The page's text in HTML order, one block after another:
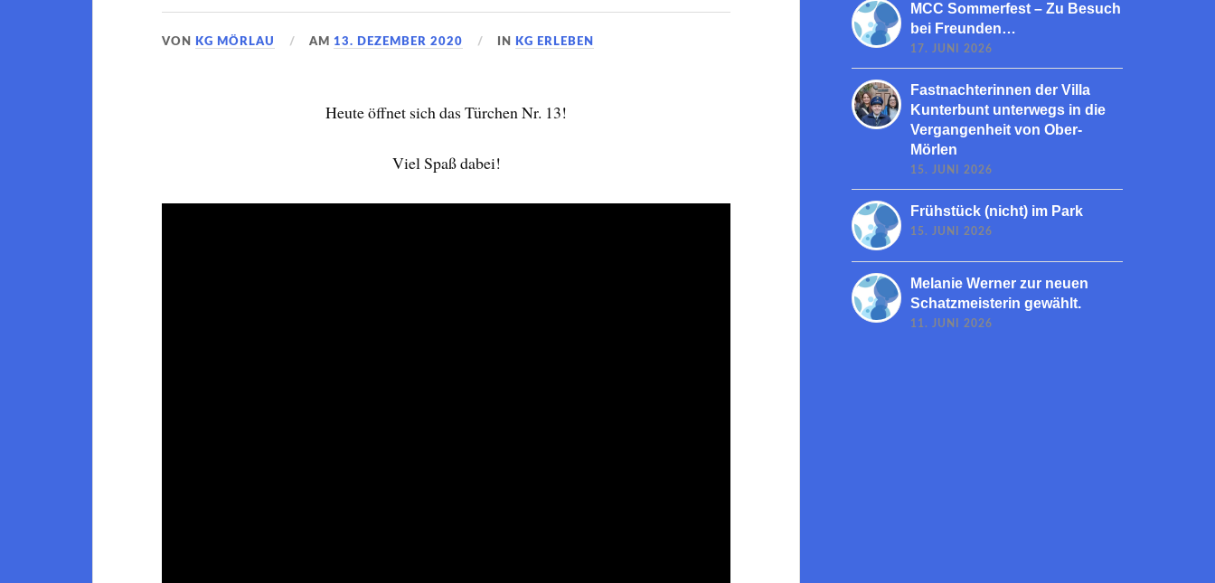
VON KG MÖRLAU AM13. DEZEMBER 2020 IN KG ERLEBEN
Heute öffnet sich das Türchen Nr. 13!
Viel Spaß dabei!
MCC Sommerfest – Zu Besuch
bei Freunden…
17. JUNI 2026
Fastnachterinnen der Villa
Kunterbunt unterwegs in die
Vergangenheit von Ober-
Mörlen
15. JUNI 2026
Frühstück (nicht) im Park
15. JUNI 2026
Melanie Werner zur neuen
Schatzmeisterin gewählt.
11. JUNI 2026